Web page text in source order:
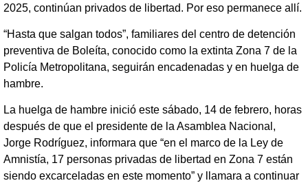
2025, continúan privados de libertad. Por eso permanece allí.
“Hasta que salgan todos”, familiares del centro de detención
preventiva de Boleíta, conocido como la extinta Zona 7 de la
Policía Metropolitana, seguirán encadenadas y en huelga de
hambre.
La huelga de hambre inició este sábado, 14 de febrero, horas
después de que el presidente de la Asamblea Nacional,
Jorge Rodríguez, informara que “en el marco de la Ley de
Amnistía, 17 personas privadas de libertad en Zona 7 están
siendo excarceladas en este momento” y llamara a continuar